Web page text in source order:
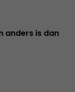
anders is dan